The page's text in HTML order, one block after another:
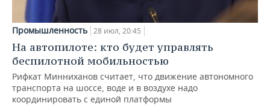
Промышленность 28 июл, 20:45
На автопилоте: кто будет управлять
беспилотной мобильностью
Рифкат Минниханов считает, что движение автономного
транспорта на шоссе, воде и в воздухе надо
координировать с единой платформы